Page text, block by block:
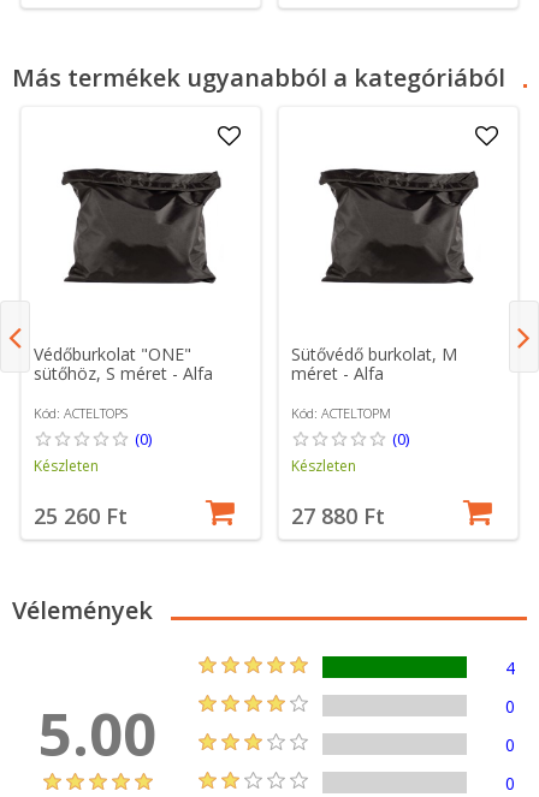
Más termékek ugyanabból a kategóriából
Védőburkolat "ONE"
sütőhöz, S méret - Alfa
Kód: ACTELTOPS
(0)
Készleten
25 260 Ft
Sütővédő burkolat, M
méret - Alfa
Kód: ACTELTOPM
(0)
Készleten
27 880 Ft
Vélemények
5.00
4
0
0
0